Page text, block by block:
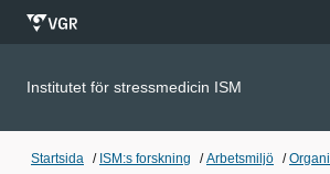
Institutet för stressmedicin ISM
Startsida / ISM:s forskning /Arbetsmiljö /